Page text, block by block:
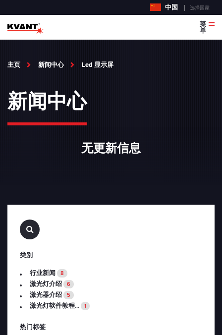
中国 选择国家
菜
单
主页 新闻中心 Led 显示屏
新闻中心
无更新信息
查
找…
类别
行业新闻 8
激光灯介绍 6
激光器介绍 5
激光灯软件教程... 1
热门标签